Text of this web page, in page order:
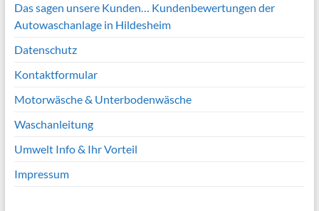
Das sagen unsere Kunden… Kundenbewertungen der
Autowaschanlage in Hildesheim
Datenschutz
Kontaktformular
Motorwäsche & Unterbodenwäsche
Waschanleitung
Umwelt Info & Ihr Vorteil
Impressum